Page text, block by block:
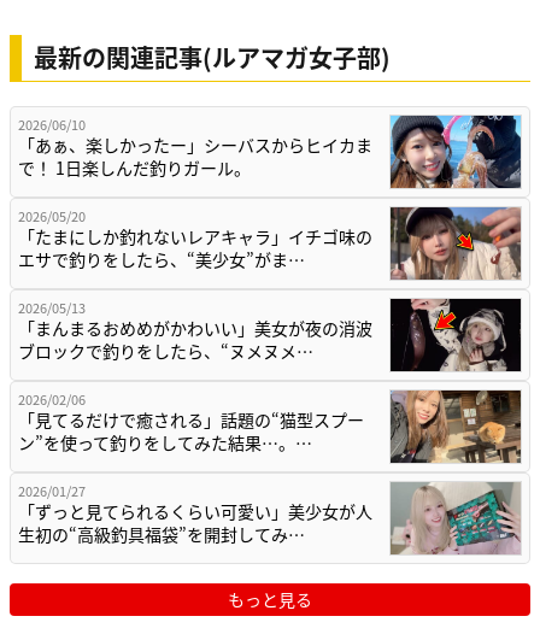
最新の関連記事(ルアマガ女子部)
2026/06/10
「あぁ、楽しかったー」シーバスからヒイカま
で！ 1日楽しんだ釣りガール。
2026/05/20
「たまにしか釣れないレアキャラ」イチゴ味の
エサで釣りをしたら、“美少女”がま…
2026/05/13
「まんまるおめめがかわいい」美女が夜の消波
ブロックで釣りをしたら、“ヌメヌメ…
2026/02/06
「見てるだけで癒される」話題の“猫型スプー
ン”を使って釣りをしてみた結果…。…
2026/01/27
「ずっと見てられるくらい可愛い」美少女が人
生初の“高級釣具福袋”を開封してみ…
もっと見る